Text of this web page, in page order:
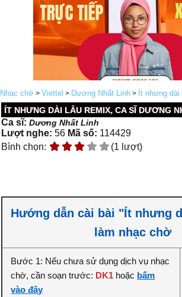
Nhạc chờ > Viettel > Dương Nhất Linh > Ít nhưng
ÍT NHƯNG DÀI LÂU REMIX, CA SĨ DƯƠNG
Ca sĩ:Dương Nhất Linh
Lượt nghe: 56 Mã số: 114429
Bình chọn:
(1 lượt)
Hướng dẫn cài bài "Ít nhưng
làm nhạc chờ
Bước 1: Nếu chưa sử dụng dịch vụ nhạc
chờ, cần soạn trước: DK1 hoặc bấm
vào đây